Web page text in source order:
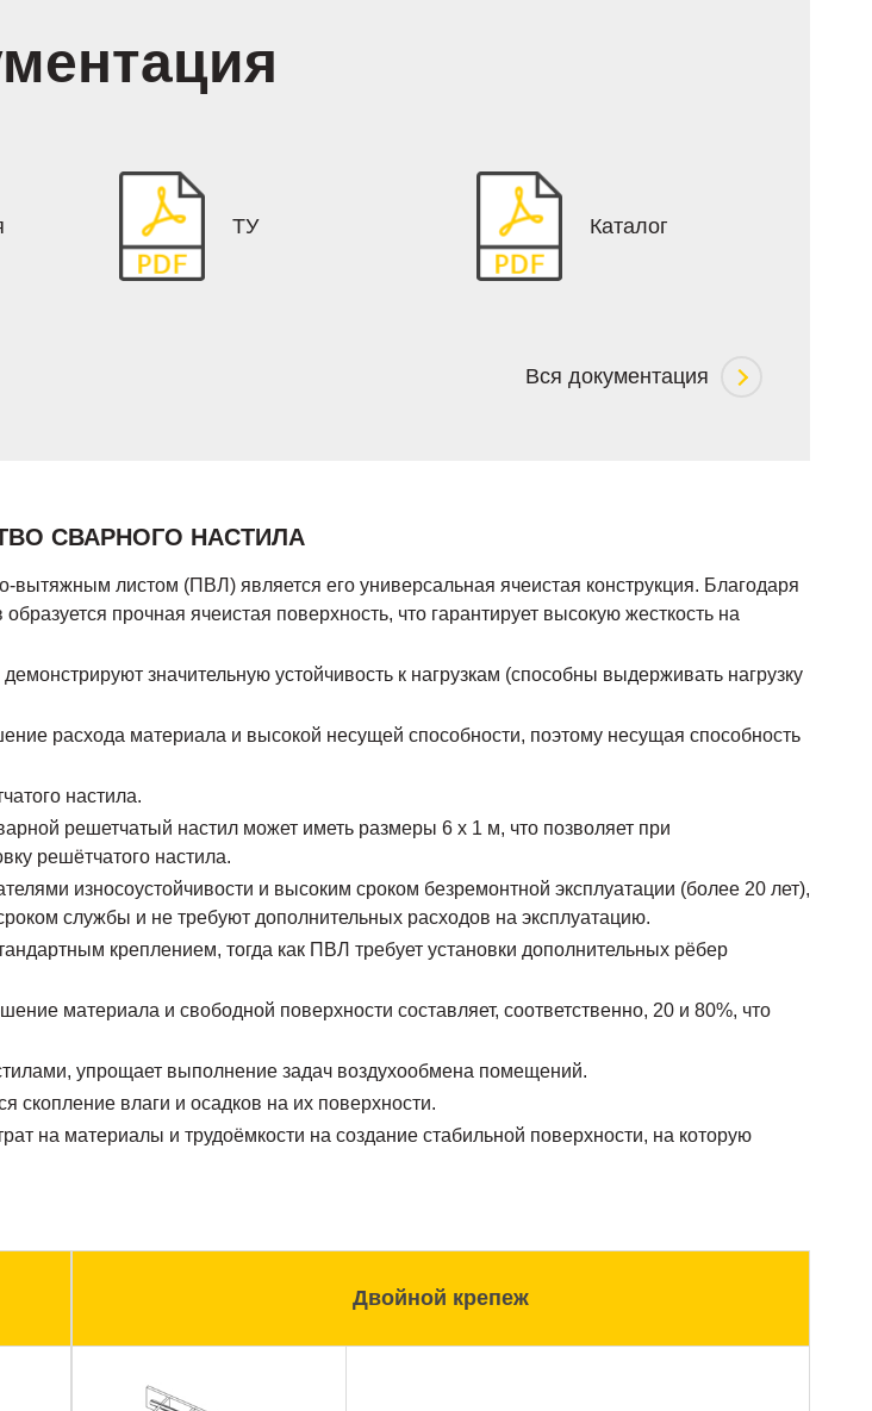
ТУ Каталог
Вся документация
СВАРНОГО НАСТИЛА
листом (ПВЛ) является его универсальная ячеистая конструкция. Благодаря
прочная ячеистая поверхность, что гарантирует высокую жесткость на
значительную устойчивость к нагрузкам (способны выдерживать нагрузку
расхода материала и высокой несущей способности, поэтому несущая способность
настила.
решетчатый настил может иметь размеры 6 х 1 м, что позволяет при
решётчатого настила.
износоустойчивости и высоким сроком безремонтной эксплуатации (более 20 лет),
службы и не требуют дополнительных расходов на эксплуатацию.
креплением, тогда как ПВЛ требует установки дополнительных рёбер
материала и свободной поверхности составляет, соответственно, 20 и 80%, что
упрощает выполнение задач воздухообмена помещений.
влаги и осадков на их поверхности.
на материалы и трудоёмкости на создание стабильной поверхности, на которую
Двойной крепеж